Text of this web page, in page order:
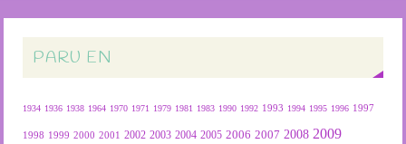
PARU EN
1934 1936 1938 1964 1970 1971 1979 1981 1983 1990 1992 1993 1994 1995 1996 1997
1998 1999 2000 2001 2002 2003 2004 2005 2006 2007 2008 2009